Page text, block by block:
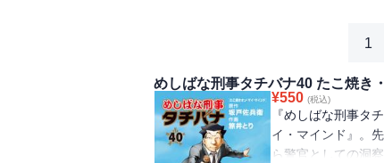
1
めしばな刑事タチバナ40 たこ焼き
¥550 (税込)
『めしばな刑事タ
イ・マインド』。
ら警官としての洞